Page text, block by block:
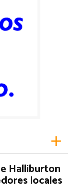
Halliburton
locales